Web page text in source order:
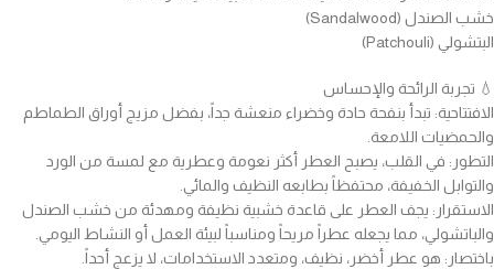
خشب الصندل (Sandalwood)
البتشولي (Patchouli)
💧 تجربة الرائحة والإحساس
الافتتاحية: تبدأ بنفحة حادة وخضراء منعشة جداً، بفضل مزيج أوراق الطماطم
والحمضيات اللامعة.
التطور: في القلب، يصبح العطر أكثر نعومة وعطرية مع لمسة من الورد
والتوابل الخفيفة، محتفظاً بطابعه النظيف والمائي.
الاستقرار: يجف العطر على قاعدة خشبية نظيفة ومهدئة من خشب الصندل
والباتشولي، مما يجعله عطراً مريحاً ومناسباً لبيئة العمل أو النشاط اليومي.
باختصار: هو عطر أخضر، نظيف، ومتعدد الاستخدامات، لا يزعج أحداً.